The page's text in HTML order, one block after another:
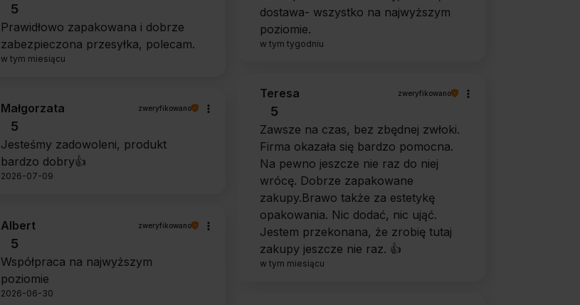
dostawa- wszystko na najwyższym
poziomie.
w tym tygodniu
5
Prawidłowo zapakowana i dobrze
zabezpieczona przesyłka, polecam.
w tym miesiącu
Teresa zweryfikowano
5
Zawsze na czas, bez zbędnej zwłoki.
Firma okazała się bardzo pomocna.
Na pewno jeszcze nie raz do niej
wrócę. Dobrze zapakowane
zakupy.Brawo także za estetykę
opakowania. Nic dodać, nic ująć.
Jestem przekonana, że zrobię tutaj
zakupy jeszcze nie raz. 👍️
w tym miesiącu
Małgorzata zweryfikowano
5
Jesteśmy zadowoleni, produkt
bardzo dobry👍️
2026-07-09
Albert zweryfikowano
5
Współpraca na najwyższym
poziomie
2026-06-30